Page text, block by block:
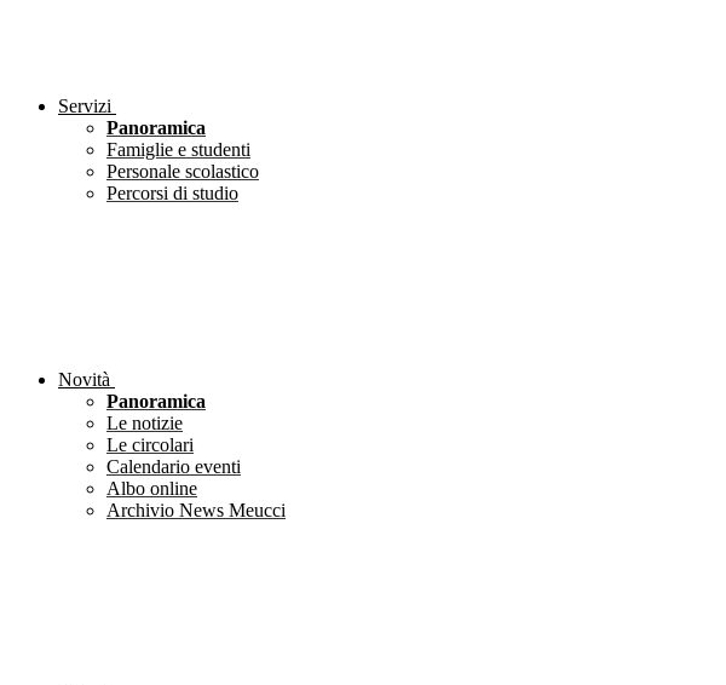
Servizi
Panoramica
Famiglie e studenti
Personale scolastico
Percorsi di studio
Novità
Panoramica
Le notizie
Le circolari
Calendario eventi
Albo online
Archivio News Meucci